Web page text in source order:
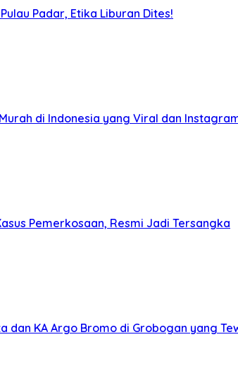
Padar, Etika Liburan Dites!
di Indonesia yang Viral dan
Pemerkosaan, Resmi Jadi Tersangka
dan KA Argo Bromo di Grobogan yang